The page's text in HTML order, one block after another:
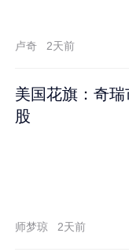
卢奇 2天前
美国花旗：奇
股
师梦琼 2天前